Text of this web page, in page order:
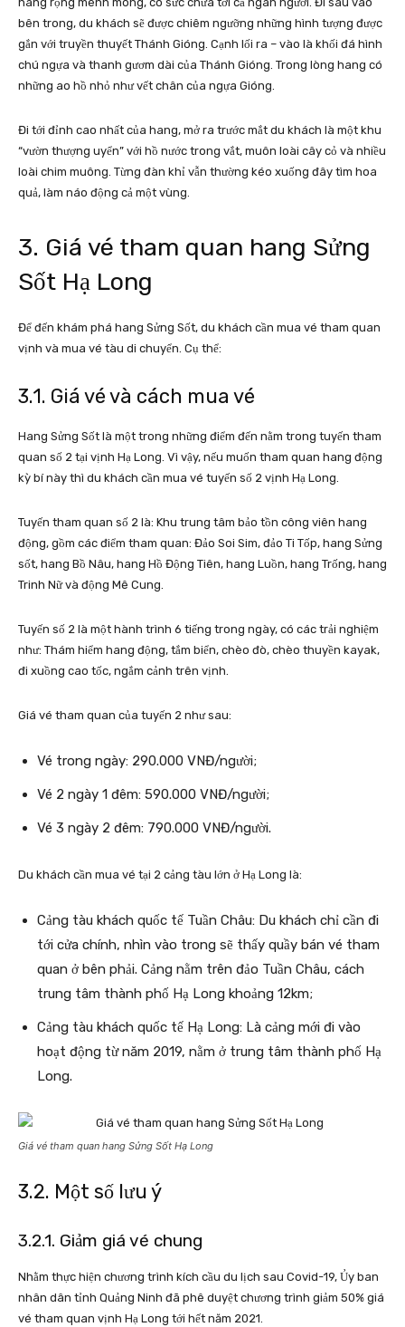
bên trong, du khách sẽ được chiêm ngưỡng những hình tượng được
gắn với truyền thuyết Thánh Gióng. Cạnh lối ra – vào là khối đá hình
chú ngựa và thanh gươm dài của Thánh Gióng. Trong lòng hang có
những ao hồ nhỏ như vết chân của ngựa Gióng.
Đi tới đỉnh cao nhất của hang, mở ra trước mắt du khách là một khu
“vườn thượng uyển” với hồ nước trong vắt, muôn loài cây cỏ và nhiều
loài chim muông. Từng đàn khỉ vẫn thường kéo xuống đây tìm hoa
quả, làm náo động cả một vùng.
3. Giá vé tham quan hang Sửng
Sốt Hạ Long
Để đến khám phá hang Sửng Sốt, du khách cần mua vé tham quan
vịnh và mua vé tàu di chuyển. Cụ thể:
3.1. Giá vé và cách mua vé
Hang Sửng Sốt là một trong những điểm đến nằm trong tuyến tham
quan số 2 tại vịnh Hạ Long. Vì vậy, nếu muốn tham quan hang động
kỳ bí này thì du khách cần mua vé tuyến số 2 vịnh Hạ Long.
Tuyến tham quan số 2 là: Khu trung tâm bảo tồn công viên hang
động, gồm các điểm tham quan: Đảo Soi Sim, đảo Ti Tốp, hang Sửng
sốt, hang Bồ Nâu, hang Hồ Động Tiên, hang Luồn, hang Trống, hang
Trinh Nữ và động Mê Cung.
Tuyến số 2 là một hành trình 6 tiếng trong ngày, có các trải nghiệm
như: Thám hiểm hang động, tắm biển, chèo đò, chèo thuyền kayak,
đi xuồng cao tốc, ngắm cảnh trên vịnh.
Giá vé tham quan của tuyến 2 như sau:
Vé trong ngày: 290.000 VNĐ/người;
Vé 2 ngày 1 đêm: 590.000 VNĐ/người;
Vé 3 ngày 2 đêm: 790.000 VNĐ/người.
Du khách cần mua vé tại 2 cảng tàu lớn ở Hạ Long là:
Cảng tàu khách quốc tế Tuần Châu: Du khách chỉ cần đi
tới cửa chính, nhìn vào trong sẽ thấy quầy bán vé tham
quan ở bên phải. Cảng nằm trên đảo Tuần Châu, cách
trung tâm thành phố Hạ Long khoảng 12km;
Cảng tàu khách quốc tế Hạ Long: Là cảng mới đi vào
hoạt động từ năm 2019, nằm ở trung tâm thành phố Hạ
Long.
Giá vé tham quan hang Sửng Sốt Hạ Long
3.2. Một số lưu ý
3.2.1. Giảm giá vé chung
Nhằm thực hiện chương trình kích cầu du lịch sau Covid-19, Ủy ban
nhân dân tỉnh Quảng Ninh đã phê duyệt chương trình giảm 50% giá
vé tham quan vịnh Hạ Long tới hết năm 2021.